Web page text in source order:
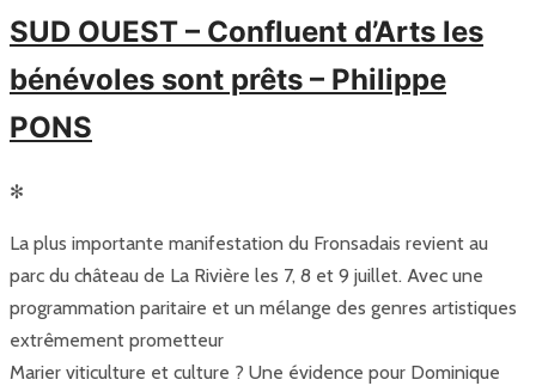
SUD OUEST – Confluent d’Arts les
bénévoles sont prêts – Philippe
PONS
✻
La plus importante manifestation du Fronsadais revient au
parc du château de La Rivière les 7, 8 et 9 juillet. Avec une
programmation paritaire et un mélange des genres artistiques
extrêmement prometteur
Marier viticulture et culture ? Une évidence pour Dominique